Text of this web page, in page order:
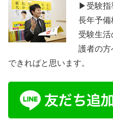
▶受験指
長年予備
受験生
護者の方
できればと思います。